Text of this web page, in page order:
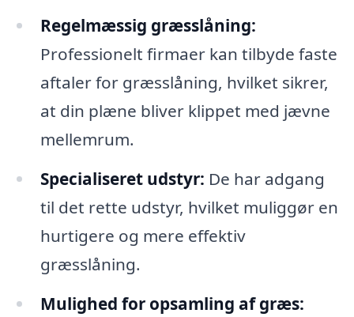
Regelmæssig græsslåning:
Professionelt firmaer kan tilbyde faste
aftaler for græsslåning, hvilket sikrer,
at din plæne bliver klippet med jævne
mellemrum.
Specialiseret udstyr: De har adgang
til det rette udstyr, hvilket muliggør en
hurtigere og mere effektiv
græsslåning.
Mulighed for opsamling af græs: